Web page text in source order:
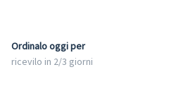
Ordinalo oggi per
ricevilo in 2/3 giorni